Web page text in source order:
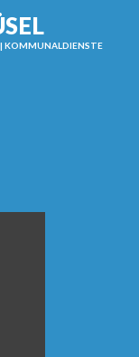
SEL
KOMMUNALDIENSTE